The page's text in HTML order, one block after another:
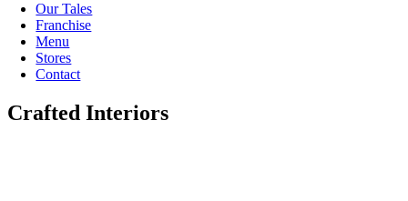
Our Tales
Franchise
Menu
Stores
Contact
Crafted Interiors